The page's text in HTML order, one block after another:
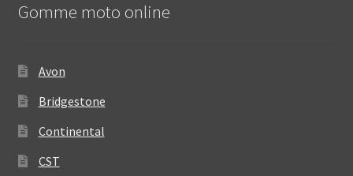
Gomme moto online
Avon
Bridgestone
Continental
CST